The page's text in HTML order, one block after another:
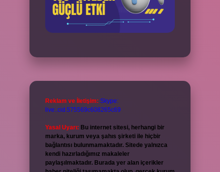
Reklam ve İletişim: Skype:
live:.cid.575569c608265c69
Yasal Uyarı: Bu internet sitesi, herhangi bir
marka, kurum veya şahıs şirketi ile hiçbir
bağlantısı bulunmamaktadır. Sitede yalnızca
kendi hazırladığımız makaleler
paylaşılmaktadır. Burada yer alan içerikler